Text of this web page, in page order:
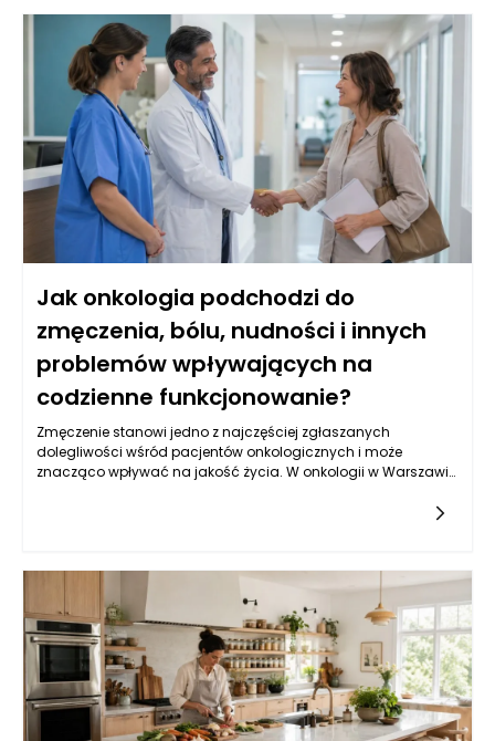
modyfikacji genetycznych komórek nowotworowych, co w
efekcie może zmniejszać potrzebę stosowania tradycyjnych
terapii, takich jak chemioterapia. Decyzje podejmowane w
kontekście onkologii w Warszawie często uwzględniają
możliwości podejścia do leczenia, które są bardziej precyzyjne
i zindywidualizowane. Dzięki temu leczenie onkologiczne w
Warszawie staje się bardziej skuteczne, a zarazem mniej
obciążające dla pacjentów. Rozwój wiedzy oraz innowacyjne
podejścia są kluczowe w walce z nowotworami, co pomaga
osiągać lepsze wyniki terapeutyczne przy mniejszych
skutkach ubocznych.
Jak onkologia podchodzi do
zmęczenia, bólu, nudności i innych
problemów wpływających na
codzienne funkcjonowanie?
Zmęczenie stanowi jedno z najczęściej zgłaszanych
dolegliwości wśród pacjentów onkologicznych i może
znacząco wpływać na jakość życia. W onkologii w Warszawie,
ocenie stanu pacjenta. Lekarze specialistyczni często starają
terapii bądź także zwolnione tempo życia związane z chorobą.
Kluczowe w tym kontekście jest zindywidualizowane podejście,
które obejmuje wszelkie aspekty zdrowia pacjenta, oferując
odpowiednie strategie zarządzania zmęczeniem, jak np.
wprowadzenie odpowiedniej diety, zalecenie aktywności
fizycznej czy technik relaksacyjnych. Współpraca zespołu
medycznego obejmuje także psychologów, którzy mogą
pomóc pacjentom zrozumieć ich emocje i dostarczyć
wsparcia psychologicznego.